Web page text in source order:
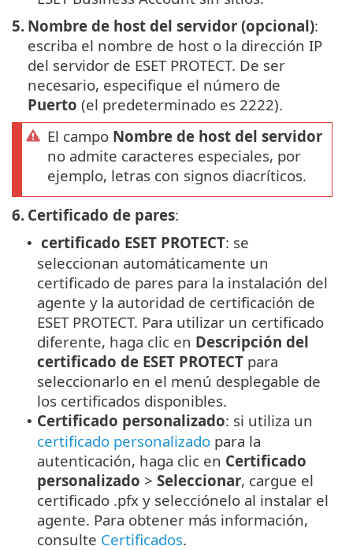
5. Nombre de host del servidor (opcional):
escriba el nombre de host o la dirección IP
del servidor de ESET PROTECT. De ser
necesario, especifique el número de
Puerto (el predeterminado es 2222).
El campo Nombre de host del servidor
no admite caracteres especiales, por
ejemplo, letras con signos diacríticos.
6. Certificado de pares:
• certificado ESET PROTECT: se
seleccionan automáticamente un
certificado de pares para la instalación del
agente y la autoridad de certificación de
ESET PROTECT. Para utilizar un certificado
diferente, haga clic en Descripción del
certificado de ESET PROTECT para
seleccionarlo en el menú desplegable de
los certificados disponibles.
• Certificado personalizado: si utiliza un
certificado personalizado para la
autenticación, haga clic en Certificado
personalizado > Seleccionar, cargue el
certificado .pfx y selecciónelo al instalar el
agente. Para obtener más información,
consulte Certificados.